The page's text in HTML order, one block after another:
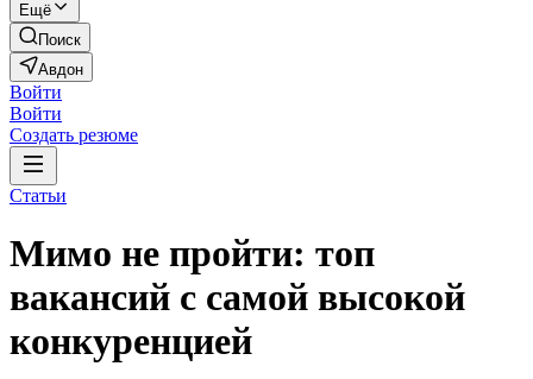
Ещё
Поиск
Авдон
Войти
Войти
Создать резюме
Статьи
Мимо не пройти: топ
вакансий с самой высокой
конкуренцией